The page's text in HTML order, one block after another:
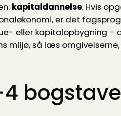
kapitaldannelse. Hvis
er det
eller kapitalopbygning –
miljø, så læs